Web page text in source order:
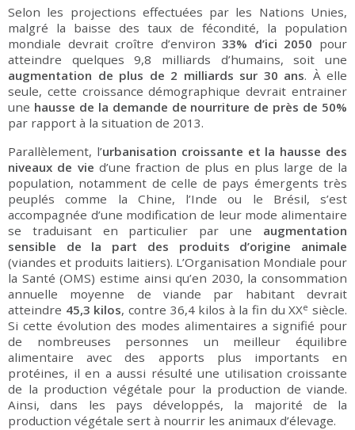
Selon les projections effectuées par les Nations Unies,
malgré la baisse des taux de fécondité, la population
mondiale devrait croître d’environ33% d’ici 2050 pour
atteindre quelques 9,8 milliards d’humains, soit une
augmentation de plus de 2 milliards sur 30 ans. À elle
seule, cette croissance démographique devrait entrainer
une hausse de la demande de nourriture de près de 50%
par rapport à la situation de 2013.
Parallèlement, l’urbanisation croissante et la hausse des
niveaux de vie d’une fraction de plus en plus large de la
population, notamment de celle de pays émergents très
peuplés comme la Chine, l’Inde ou le Brésil, s’est
accompagnée d’une modification de leur mode alimentaire
se traduisant en particulier par une augmentation
sensible de la part des produits d’origine animale
(viandes et produits laitiers). L’Organisation Mondiale pour
la Santé (OMS) estime ainsi qu’en 2030, la consommation
annuelle moyenne de viande par habitant devrait
atteindre 45,3 kilos, contre 36,4 kilos à la fin du XXe siècle.
Si cette évolution des modes alimentaires a signifié pour
de nombreuses personnes un meilleur équilibre
alimentaire avec des apports plus importants en
protéines, il en a aussi résulté une utilisation croissante
de la production végétale pour la production de viande.
Ainsi, dans les pays développés, la majorité de la
production végétale sert à nourrir les animaux d’élevage.